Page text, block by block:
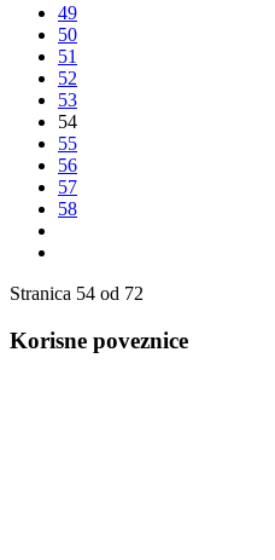
49
50
51
52
53
54
55
56
57
58
Stranica 54 od 72
Korisne poveznice